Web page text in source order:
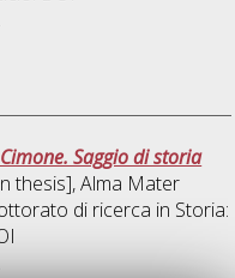
Saggio di storia
thesis], Alma Mater
di ricerca in Storia: